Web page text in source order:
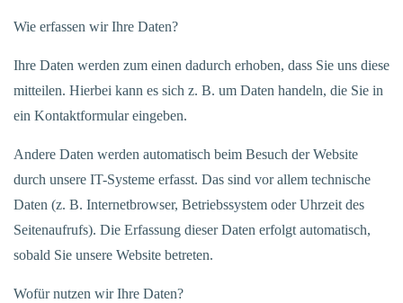
Wie erfassen wir Ihre Daten?
Ihre Daten werden zum einen dadurch erhoben, dass Sie uns diese
mitteilen. Hierbei kann es sich z. B. um Daten handeln, die Sie in
ein Kontaktformular eingeben.
Andere Daten werden automatisch beim Besuch der Website
durch unsere IT-Systeme erfasst. Das sind vor allem technische
Daten (z. B. Internetbrowser, Betriebssystem oder Uhrzeit des
Seitenaufrufs). Die Erfassung dieser Daten erfolgt automatisch,
sobald Sie unsere Website betreten.
Wofür nutzen wir Ihre Daten?